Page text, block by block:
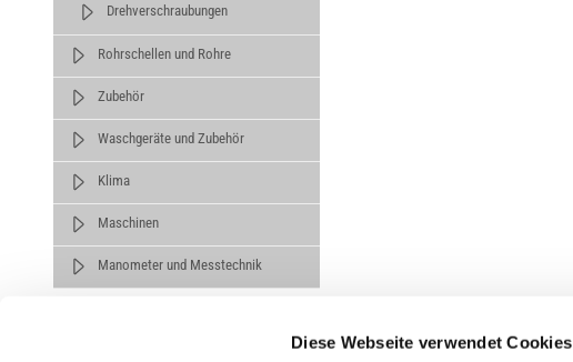
Diese Webseite verwendet Cookies
Drehverschraubungen
Rohrschellen und Rohre
Zubehör
Waschgeräte und Zubehör
Klima
Maschinen
Manometer und Messtechnik